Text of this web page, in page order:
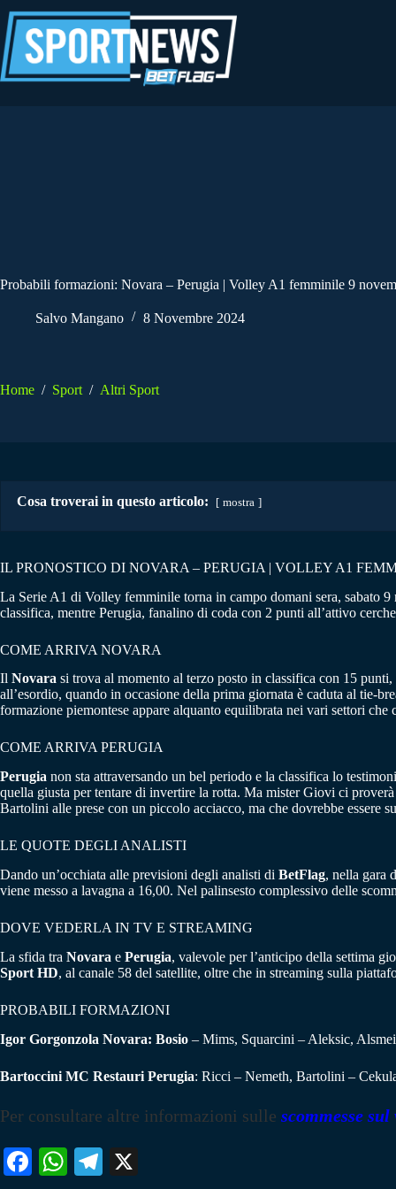
al
contenuto
Probabili formazioni: Novara – Perugia | Volley A1 femminile 9
Salvo Mangano 8 Novembre 2024
Home / Sport / Altri Sport
Cosa troverai in questo articolo: mostra
IL PRONOSTICO DI NOVARA – PERUGIA | VOLLEY A1
La Serie A1 di Volley femminile torna in campo domani sera, sabato
classifica, mentre Perugia, fanalino di coda con 2 punti all’attivo
COME ARRIVA NOVARA
Il Novara si trova al momento al terzo posto in classifica con 15
all’esordio, quando in occasione della prima giornata è caduta al
formazione piemontese appare alquanto equilibrata nei vari settori che
COME ARRIVA PERUGIA
Perugia non sta attraversando un bel periodo e la classifica lo
quella giusta per tentare di invertire la rotta. Ma mister Giovi ci
Bartolini alle prese con un piccolo acciacco, ma che dovrebbe essere
LE QUOTE DEGLI ANALISTI
Dando un’occhiata alle previsioni degli analisti di BetFlag, nella gara
viene messo a lavagna a 16,00. Nel palinsesto complessivo delle
DOVE VEDERLA IN TV E STREAMING
La sfida tra Novara e Perugia, valevole per l’anticipo della settima
Sport HD, al canale 58 del satellite, oltre che in streaming sulla
PROBABILI FORMAZIONI
Igor Gorgonzola Novara: Bosio – Mims, Squarcini – Aleksic,
Bartoccini MC Restauri Perugia: Ricci – Nemeth, Bartolini –
Per consultare altre informazioni sulle scommesse
Fa W
Te